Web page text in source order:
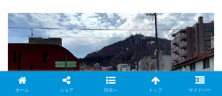
ホーム シェア 目次へ トップ サイドバー